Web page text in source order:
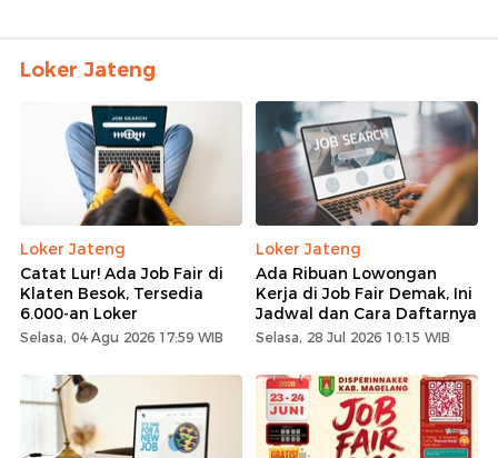
Loker Jateng
Loker Jateng
Catat Lur! Ada Job Fair di
Klaten Besok, Tersedia
6.000-an Loker
Selasa, 04 Agu 2026 17:59 WIB
Loker Jateng
Ada Ribuan Lowongan
Kerja di Job Fair Demak, Ini
Jadwal dan Cara Daftarnya
Selasa, 28 Jul 2026 10:15 WIB